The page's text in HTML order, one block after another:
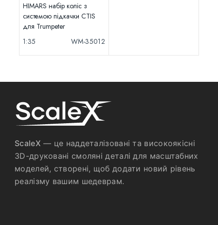
HIMARS набір коліс з
системою підкачки CTIS
для Trumpeter
1:35
WM-35012
ScaleX — це наддеталізовані та високоякісні
3D-друковані смоляні деталі для масштабних
моделей, створені, щоб додати новий рівень
реалізму вашим шедеврам.